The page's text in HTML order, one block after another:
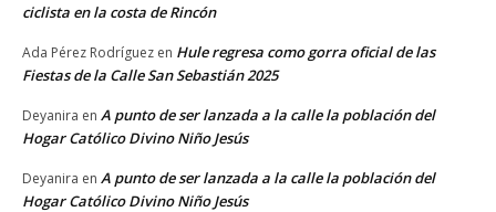
ciclista en la costa de Rincón
Ada Pérez Rodríguez en Hule regresa como gorra oficial de las
Fiestas de la Calle San Sebastián 2025
Deyanira en A punto de ser lanzada a la calle la población del
Hogar Católico Divino Niño Jesús
Deyanira en A punto de ser lanzada a la calle la población del
Hogar Católico Divino Niño Jesús